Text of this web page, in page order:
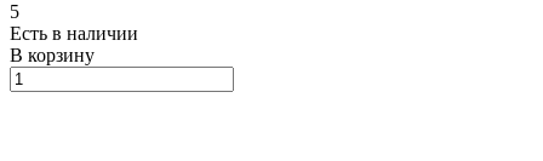
5
Есть в наличии
В корзину